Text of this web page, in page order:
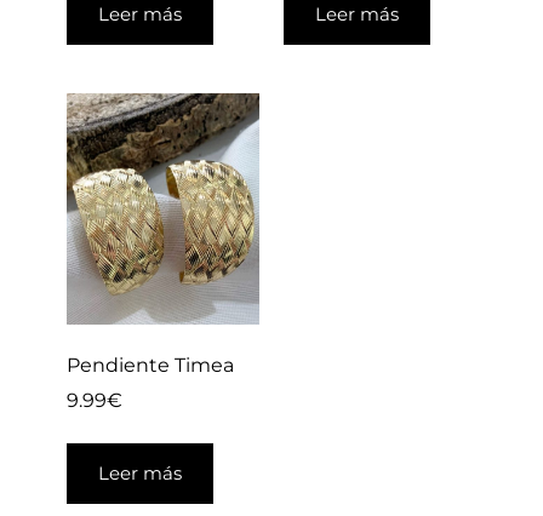
Leer más Leer más
Pendiente Timea
9.99€
Leer más